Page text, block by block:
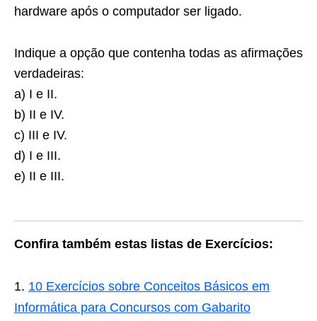
hardware após o computador ser ligado.
Indique a opção que contenha todas as afirmações
verdadeiras:
a) I e II.
b) II e IV.
c) III e IV.
d) I e III.
e) II e III.
Confira também estas listas de Exercícios:
10 Exercícios sobre Conceitos Básicos em
Informática para Concursos com Gabarito